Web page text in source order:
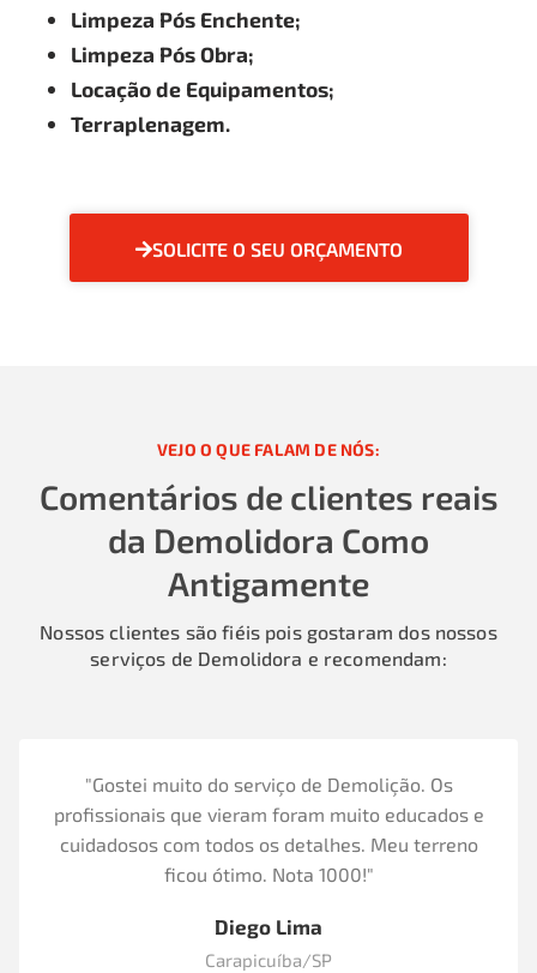
Limpeza Pós Enchente;
Limpeza Pós Obra;
Locação de Equipamentos;
Terraplenagem.
SOLICITE O SEU ORÇAMENTO
VEJO O QUE FALAM DE NÓS:
Comentários de clientes reais
da Demolidora Como
Antigamente
Nossos clientes são fiéis pois gostaram dos nossos
serviços de Demolidora e recomendam:
"Gostei muito do serviço de Demolição. Os
profissionais que vieram foram muito educados e
cuidadosos com todos os detalhes. Meu terreno
ficou ótimo. Nota 1000!"
Diego Lima
Carapicuíba/SP